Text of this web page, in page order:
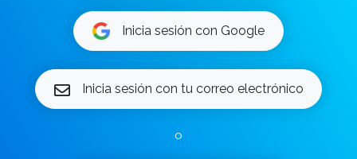
Inicia sesión con Google
Inicia sesión con tu correo electrónico
o